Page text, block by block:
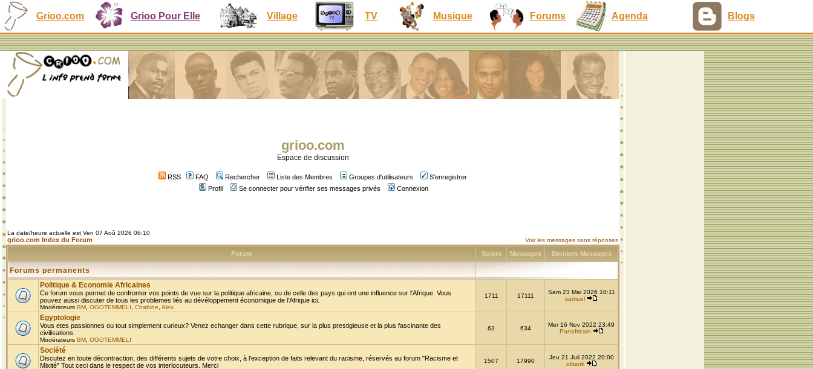
Grioo.com Grioo Pour Elle Village TV Musique Forums Agenda Blogs
grioo.com
Espace de discussion
RSS FAQ Rechercher Liste des Membres Groupes d'utilisateurs
S'enregistrer
Profil
Se connecter pour vérifier ses messages privés Connexion
La date/heure actuelle est Ven 07 Aoû 2026 06:10
grioo.com Index du Forum Voir les messages sans réponses
Forum Sujets Messages Derniers Messages
Forums permanents
Politique & Economie Africaines
Ce forum vous permet de confronter vos points de vue sur la politique africaine, ou de celle des pays qui ont une influence sur l'Afrique. Vous
pouvez aussi discuter de tous les problemes liés au dévéloppement économique de l'Afrique ici.
Modérateurs BM OGOTEMMELI Chabine Alex
1711 17111
Sam 23 Mai 2026 10:11
samuel
Egyptologie
Vous etes passionnes ou tout simplement curieux? Venez echanger dans cette rubrique, sur la plus prestigieuse et la plus fascinante des
civilisations.
Modérateurs BM OGOTEMMELI
63 634
Mer 16 Nov 2022 23:49
Panafricain
Société
Discutez en toute décontraction, des différents sujets de votre choix, à l'exception de faits relevant du racisme, réservés au forum "Racisme et
Mixité" Tout ceci dans le respect de vos interlocuteurs. Merci
1507 17990
Jeu 21 Juil 2022 20:00
olitank